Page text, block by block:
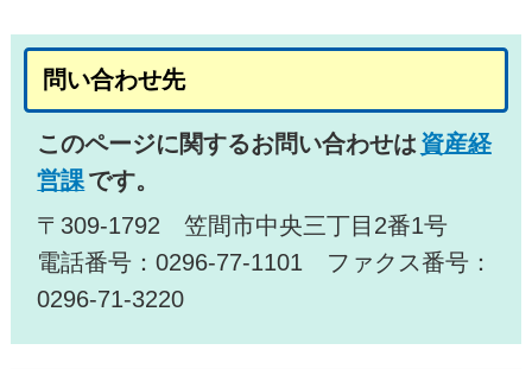
問い合わせ先
このページに関するお問い合わせは 資産経
営課です。
〒309-1792 笠間市中央三丁目2番1号
電話番号：0296-77-1101 ファクス番号：
0296-71-3220